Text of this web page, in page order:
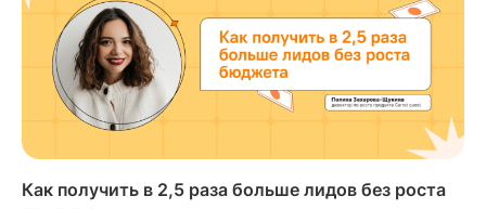
Как получить в 2,5 раза больше лидов без роста